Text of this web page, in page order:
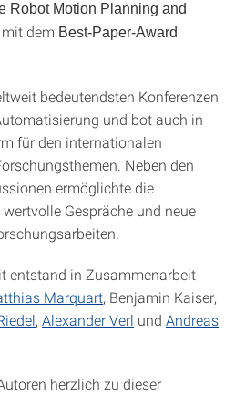
Robot Motion Planning and
mit dem Best-Paper-Award
bedeutendsten Konferenzen
und bot auch in
für den internationalen
Neben den
ermöglichte die
Gespräche und neue
entstand in Zusammenarbeit
Marquart, Benjamin Kaiser,
, Alexander Verl und Andreas
herzlich zu dieser